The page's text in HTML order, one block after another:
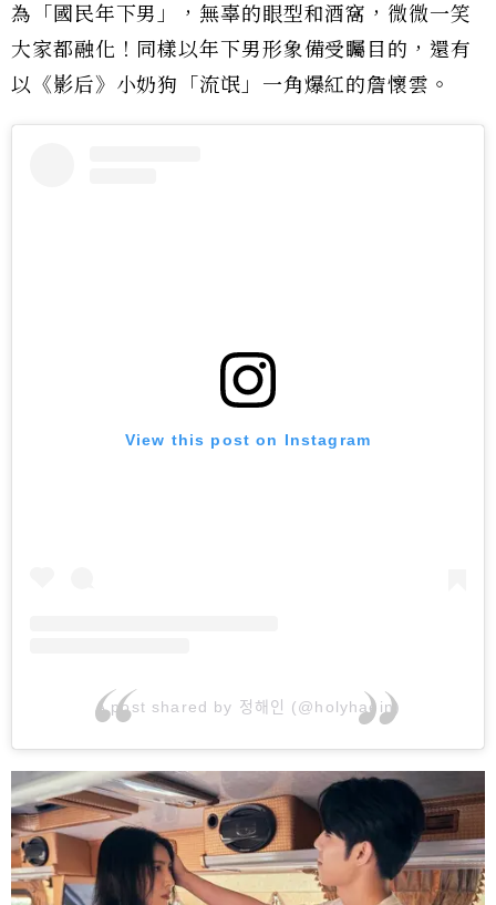
為「國民年下男」，無辜的眼型和酒窩，微微一笑
大家都融化！同樣以年下男形象備受矚目的，還有
以《影后》小奶狗「流氓」一角爆紅的詹懷雲。
View this post on Instagram
A post shared by 정해인 (@holyhaein)